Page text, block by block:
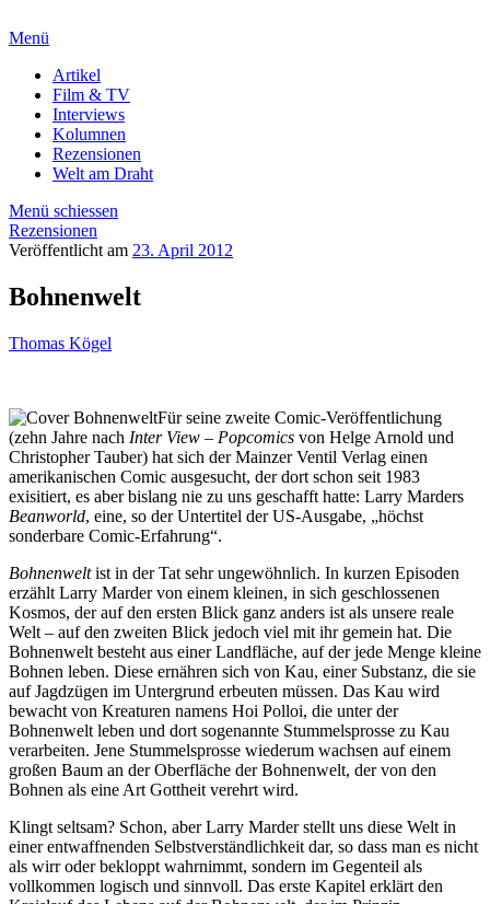
Menü
Artikel
Film & TV
Interviews
Kolumnen
Rezensionen
Welt am Draht
Menü schiessen
Rezensionen
Veröffentlicht am 23. April 2012
Bohnenwelt
Thomas Kögel
Für seine zweite Comic-Veröffentlichung
(zehn Jahre nach Inter View – Popcomics von Helge Arnold und
Christopher Tauber) hat sich der Mainzer Ventil Verlag einen
amerikanischen Comic ausgesucht, der dort schon seit 1983
exisitiert, es aber bislang nie zu uns geschafft hatte: Larry Marders
Beanworld, eine, so der Untertitel der US-Ausgabe, „höchst
sonderbare Comic-Erfahrung“.
Bohnenweltist in der Tat sehr ungewöhnlich. In kurzen Episoden
erzählt Larry Marder von einem kleinen, in sich geschlossenen
Kosmos, der auf den ersten Blick ganz anders ist als unsere reale
Welt – auf den zweiten Blick jedoch viel mit ihr gemein hat. Die
Bohnenwelt besteht aus einer Landfläche, auf der jede Menge kleine
Bohnen leben. Diese ernähren sich von Kau, einer Substanz, die sie
auf Jagdzügen im Untergrund erbeuten müssen. Das Kau wird
bewacht von Kreaturen namens Hoi Polloi, die unter der
Bohnenwelt leben und dort sogenannte Stummelsprosse zu Kau
verarbeiten. Jene Stummelsprosse wiederum wachsen auf einem
großen Baum an der Oberfläche der Bohnenwelt, der von den
Bohnen als eine Art Gottheit verehrt wird.
Klingt seltsam? Schon, aber Larry Marder stellt uns diese Welt in
einer entwaffnenden Selbstverständlichkeit dar, so dass man es nicht
als wirr oder bekloppt wahrnimmt, sondern im Gegenteil als
vollkommen logisch und sinnvoll. Das erste Kapitel erklärt den